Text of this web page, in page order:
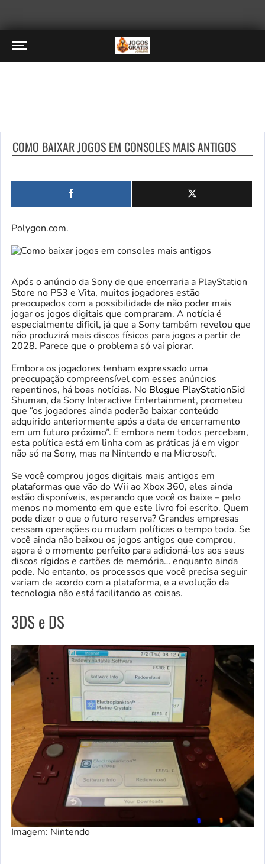
COMO BAIXAR JOGOS EM CONSOLES MAIS ANTIGOS
Polygon.com.
Após o anúncio da Sony de que encerraria a PlayStation
Store no PS3 e Vita, muitos jogadores estão
preocupados com a possibilidade de não poder mais
jogar os jogos digitais que compraram. A notícia é
especialmente difícil, já que a Sony também revelou que
não produzirá mais discos físicos para jogos a partir de
2028. Parece que o problema só vai piorar.
Embora os jogadores tenham expressado uma
preocupação compreensível com esses anúncios
repentinos, há boas notícias. No Blogue PlayStationSid
Shuman, da Sony Interactive Entertainment, prometeu
que “os jogadores ainda poderão baixar conteúdo
adquirido anteriormente após a data de encerramento
em um futuro próximo”. E embora nem todos percebam,
esta política está em linha com as práticas já em vigor
não só na Sony, mas na Nintendo e na Microsoft.
Se você comprou jogos digitais mais antigos em
plataformas que vão do Wii ao Xbox 360, eles ainda
estão disponíveis, esperando que você os baixe – pelo
menos no momento em que este livro foi escrito. Quem
pode dizer o que o futuro reserva? Grandes empresas
cessam operações ou mudam políticas o tempo todo. Se
você ainda não baixou os jogos antigos que comprou,
agora é o momento perfeito para adicioná-los aos seus
discos rígidos e cartões de memória… enquanto ainda
pode. No entanto, os processos que você precisa seguir
variam de acordo com a plataforma, e a evolução da
tecnologia não está facilitando as coisas.
3DS e DS
Imagem: Nintendo